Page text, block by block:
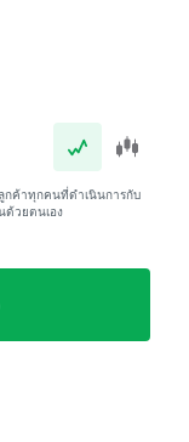
กค้าทุกคนที่ดำเนินการกับ
ด้วยตนเอง